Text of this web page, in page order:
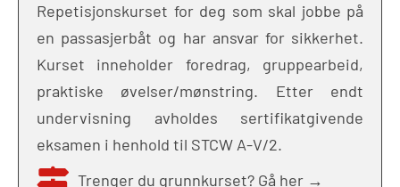
Repetisjonskurset for deg som skal jobbe på
en passasjerbåt og har ansvar for sikkerhet.
Kurset inneholder foredrag, gruppearbeid,
praktiske øvelser/mønstring. Etter endt
undervisning avholdes sertifikatgivende
eksamen i henhold til STCW A-V/2.
Trenger du grunnkurset? Gå her →